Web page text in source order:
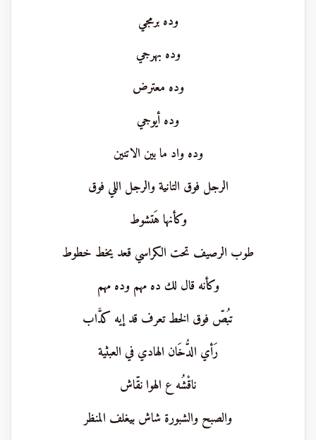
وده برمجي
وده بهرجي
وده معترض
وده أيوجي
وده واد ما بين الاتنين
الرجل فوق التانية والرجل اللي فوق
وكأنها هَتشوط
طوب الرصيف تحت الكراسي قعد يخط خطوط
وكأنه قال لك ده مهم وده مهم
تبُصّ فوق الخط تعرف قد إيه كدَّاب
رَأي الدُّخَان الهادي في العبثية
ناقْشُه ع الهوا نقّاش
والصبح والشبورة شاش بيغلف المنظر